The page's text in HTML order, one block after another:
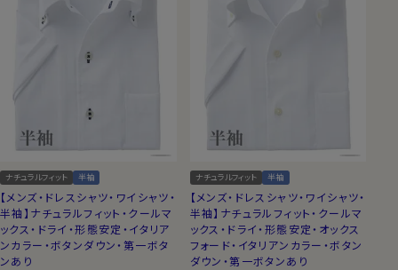
ナチュラルフィット 半袖
【メンズ・ドレスシャツ・ワイシャツ・
半袖】ナチュラルフィット・クールマ
ックス・ドライ・形態安定・イタリア
ンカラー・ボタンダウン・第一ボタ
ンあり
ナチュラルフィット 半袖
【メンズ・ドレスシャツ・ワイシャツ・
半袖】ナチュラルフィット・クールマ
ックス・ドライ・形態安定・オックス
フォード・イタリアンカラー・ボタン
ダウン・第一ボタンあり